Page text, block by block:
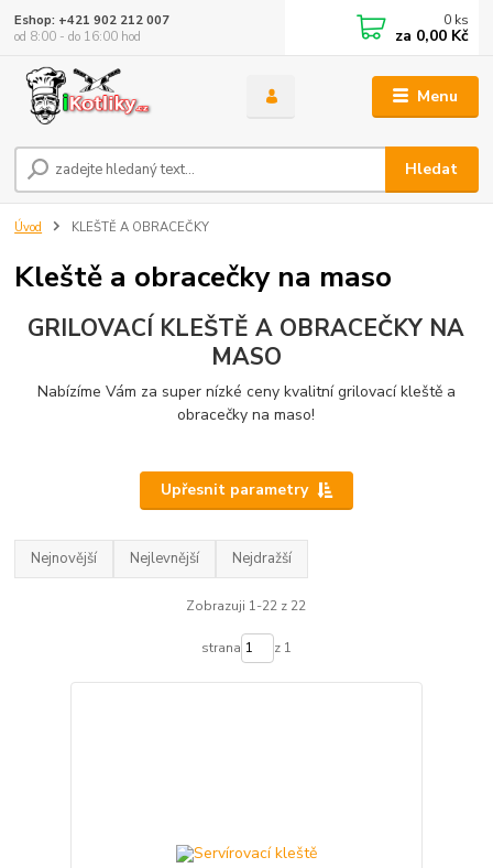
Menu
Hledat
Eshop: +421 902 212 007
od 8:00 - do 16:00 hod
0 ks
za 0,00 Kč
Úvod KLEŠTĚ A OBRACEČKY
Kleště a obracečky na maso
GRILOVACÍ KLEŠTĚ A OBRACEČKY NA
MASO
Nabízíme Vám za super nízké ceny kvalitní grilovací kleště a
obracečky na maso!
Upřesnit parametry
Nejnovější Nejlevnější Nejdražší
Zobrazuji 1-22 z 22
strana z 1